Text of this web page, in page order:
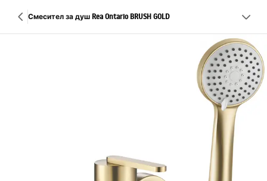
Смесител за душ Rea Ontario BRUSH GOLD